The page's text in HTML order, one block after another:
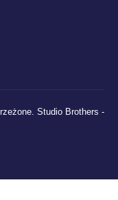
Studio Brothers -